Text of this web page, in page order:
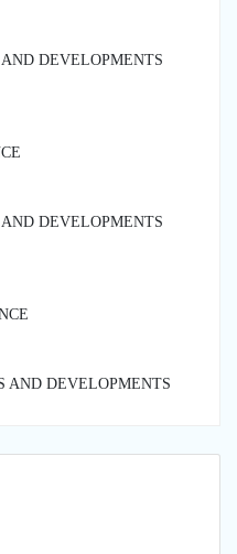
DEVELOPMENTS
DEVELOPMENTS
AND DEVELOPMENTS